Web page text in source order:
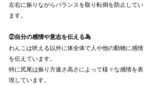
左右に振りながらバランスを取り転倒を防止してい
ます。
②自分の感情や意志を伝える為
わんこは吠える以外に体全体で人や他の動物に感情
を伝えています。
特に尻尾は振り方速さ高さによって様々な感情を表
現しています。